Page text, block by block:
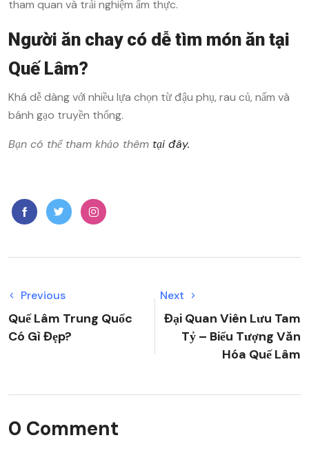
tham quan và trải nghiệm ẩm thực.
Người ăn chay có dễ tìm món ăn tại
Quế Lâm?
Khá dễ dàng với nhiều lựa chọn từ đậu phụ, rau củ, nấm và
bánh gạo truyền thống.
Bạn có thể tham khảo thêm tại đây.
Previous
Quế Lâm Trung Quốc
Có Gì Đẹp?
Next
Đại Quan Viên Lưu Tam
Tỷ – Biểu Tượng Văn
Hóa Quế Lâm
0 Comment